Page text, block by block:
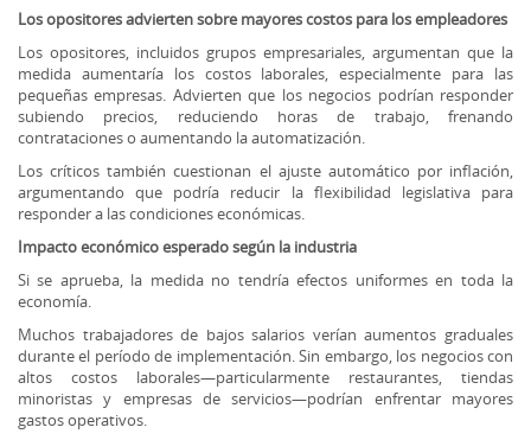
Los opositores advierten sobre mayores costos para los empleadores
Los opositores, incluidos grupos empresariales, argumentan que la
medida aumentaría los costos laborales, especialmente para las
pequeñas empresas. Advierten que los negocios podrían responder
subiendo precios, reduciendo horas de trabajo, frenando
contrataciones o aumentando la automatización.
Los críticos también cuestionan el ajuste automático por inflación,
argumentando que podría reducir la flexibilidad legislativa para
responder a las condiciones económicas.
Impacto económico esperado según la industria
Si se aprueba, la medida no tendría efectos uniformes en toda la
economía.
Muchos trabajadores de bajos salarios verían aumentos graduales
durante el período de implementación. Sin embargo, los negocios con
altos costos laborales—particularmente restaurantes, tiendas
minoristas y empresas de servicios—podrían enfrentar mayores
gastos operativos.